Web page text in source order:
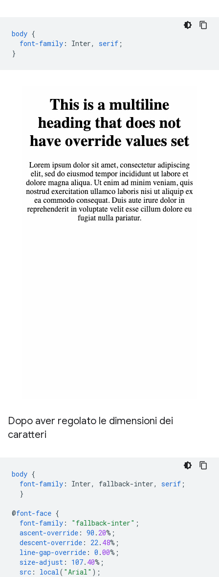
body {
font-family : Inter, serif ;
}
Dopo aver regolato le dimensioni dei
caratteri
body {
font-family : Inter, fallback-inter, serif ;
}
@font-face {
font-family : "fallback-inter" ;
ascent-override : 90 . 20%;
descent-override : 22. 48%;
line-gap-override : 0 .00%;
size-adjust : 107. 40%;
src : local( "Arial" );